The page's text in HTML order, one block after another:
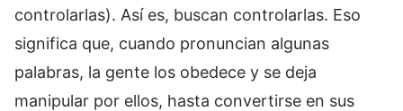
controlarlas). Así es, buscan controlarlas. Eso
significa que, cuando pronuncian algunas
palabras, la gente los obedece y se deja
manipular por ellos, hasta convertirse en sus